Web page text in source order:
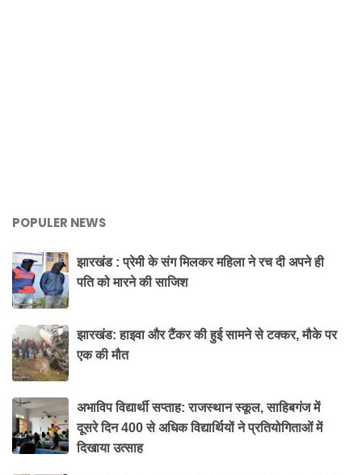
POPULER NEWS
झारखंड : प्रेमी के संग मिलकर महिला ने रच दी अपने ही
पति को मारने की साजिश
झारखंड: हाइवा और टैंकर की हुई सामने से टक्कर, मौके पर
एक की मौत
अभाविप विद्यार्थी सप्ताह: राजस्थान स्कूल, साहिबगंज में
दूसरे दिन 400 से अधिक विद्यार्थियों ने प्रतियोगिताओं में
दिखाया उत्साह